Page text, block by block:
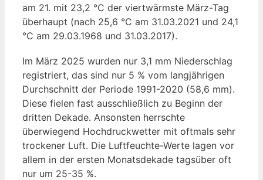
am 21. mit 23,2 °C der viertwärmste März-Tag
überhaupt (nach 25,6 °C am 31.03.2021 und 24,1
°C am 29.03.1968 und 31.03.2017).
Im März 2025 wurden nur 3,1 mm Niederschlag
registriert, das sind nur 5 % vom langjährigen
Durchschnitt der Periode 1991-2020 (58,6 mm).
Diese fielen fast ausschließlich zu Beginn der
dritten Dekade. Ansonsten herrschte
überwiegend Hochdruckwetter mit oftmals sehr
trockener Luft. Die Luftfeuchte-Werte lagen vor
allem in der ersten Monatsdekade tagsüber oft
nur um 25-35 %.